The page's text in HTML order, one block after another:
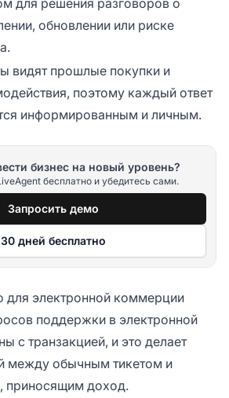
обновлении или риске
видят прошлые покупки и
поэтому каждый ответ
информированным и личным.
бизнес на новый уровень?
бесплатно и убедитесь сами.
Запросить демо
30 дней бесплатно
для электронной коммерции
поддержки в электронной
с транзакцией, и это делает
между обычным тикетом и
приносящим доход.